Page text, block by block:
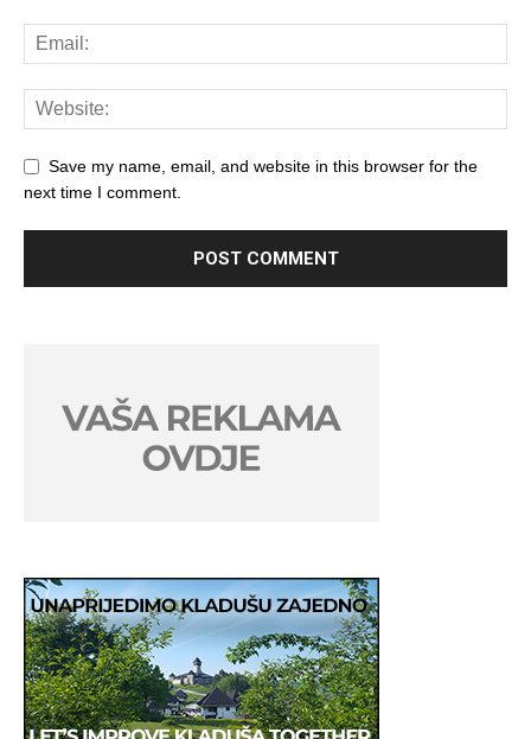
Save my name, email, and website in this browser for the
next time I comment.